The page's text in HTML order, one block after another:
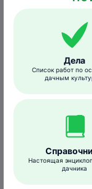
становятся
буквально
Дела
Список работ по
дачным
Настоящая
дачника